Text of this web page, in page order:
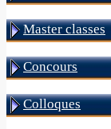
Master classes
Concours
Colloques